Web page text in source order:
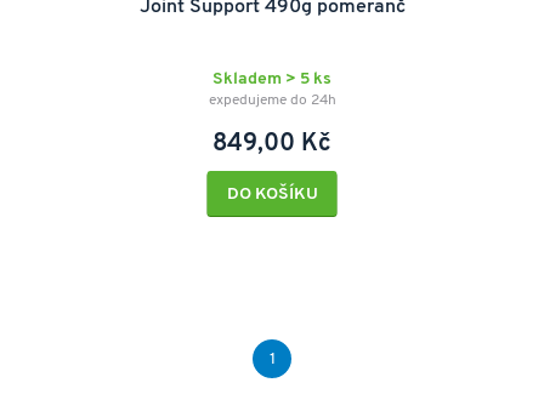
Joint Support 490g pomeranč
Skladem > 5 ks
expedujeme do 24h
849,00 Kč
DO KOŠÍKU
1